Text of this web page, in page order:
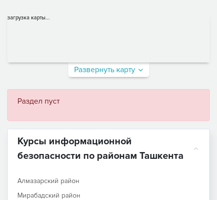
загрузка карты...
Развернуть карту
Раздел пуст
Курсы информационной
безопасности по районам Ташкента
Алмазарский район
Мирабадский район